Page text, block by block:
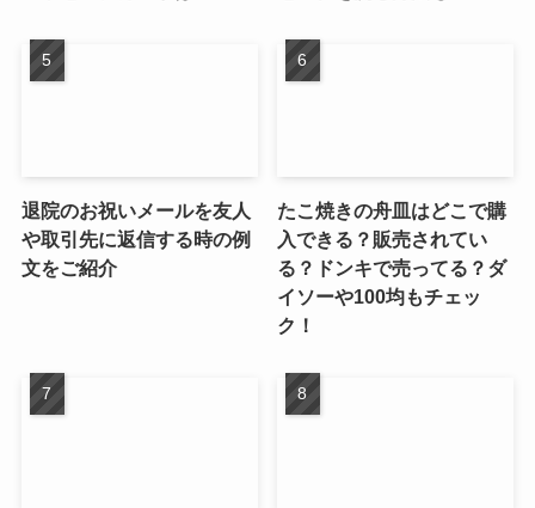
退院のお祝いメールを友人
や取引先に返信する時の例
文をご紹介
たこ焼きの舟皿はどこで購
入できる？販売されてい
る？ドンキで売ってる？ダ
イソーや100均もチェッ
ク！